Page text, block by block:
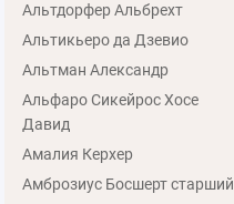
Альтдорфер Альбрехт
Альтикьеро да Дзевио
Альтман Александр
Альфаро Сикейрос Хосе
Давид
Амалия Керхер
Амброзиус Босшерт старший